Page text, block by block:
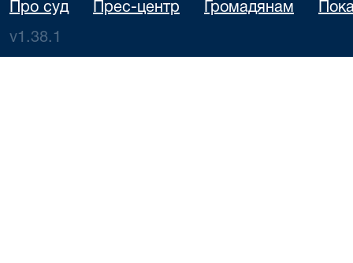
Про суд Прес-центр Громадянам
v1.38.1